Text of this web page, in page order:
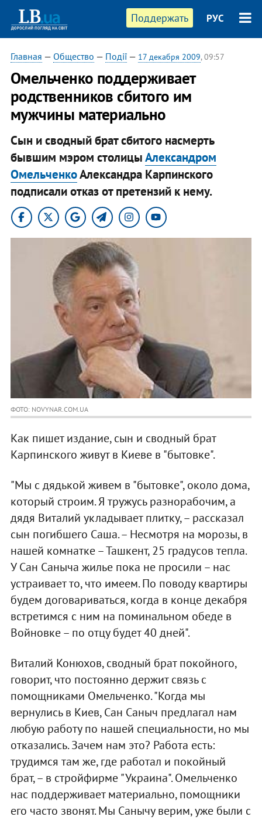
Поддержать РУС
Главная — Общество — Події— 17 декабря 2009, 09:57
Омельченко поддерживает
родственников сбитого им
мужчины материально
Сын и сводный брат сбитого насмерть
бывшим мэром столицыАлександром
ОмельченкоАлександра Карпинского
подписали отказ от претензий к нему.
ФОТО: NOVYNAR.COM.UA
Как пишет издание, сын и сводный брат
Карпинского живут в Киеве в "бытовке".
"Мы с дядькой живем в "бытовке", около дома,
который строим. Я тружусь разнорабочим, а
дядя Виталий укладывает плитку, – рассказал
сын погибшего Саша. – Несмотря на морозы, в
нашей комнатке – Ташкент, 25 градусов тепла.
У Сан Саныча жилье пока не просили – нас
устраивает то, что имеем. По поводу квартиры
будем договариваться, когда в конце декабря
встретимся с ним на поминальном обеде в
Войновке – по отцу будет 40 дней".
Виталий Конюхов, сводный брат покойного,
говорит, что постоянно держит связь с
помощниками Омельченко. "Когда мы
вернулись в Киев, Сан Саныч предлагал нам
любую работу по нашей специальности, но мы
отказались. Зачем нам это? Работа есть:
трудимся там же, где работал и покойный
брат, – в стройфирме "Украина". Омельченко
нас поддерживает материально, помощники
его часто звонят. Мы Санычу верим, уже были с